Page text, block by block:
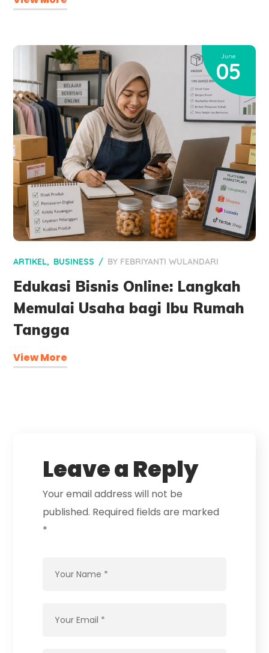
June
05
ARTIKEL BUSINESS BY FEBRIYANTI WULANDARI
Edukasi Bisnis Online: Langkah
Memulai Usaha bagi Ibu Rumah
Tangga
View More
Leave a Reply
Your email address will not be
published. Required fields are marked
*